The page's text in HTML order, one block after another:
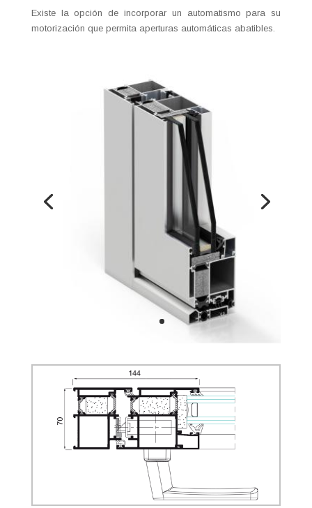
Existe la opción de incorporar un automatismo para su
motorización que permita aperturas automáticas abatibles.